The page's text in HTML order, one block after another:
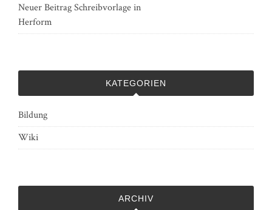
Neuer Beitrag Schreibvorlage in
Herform
KATEGORIEN
Bildung
Wiki
ARCHIV